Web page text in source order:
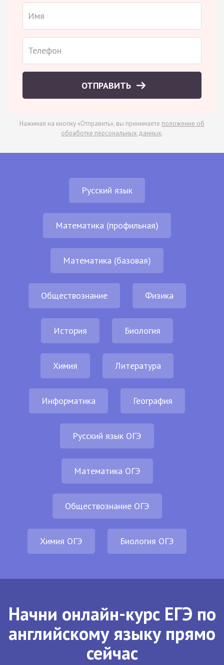
ОТПРАВИТЬ
Нажимая на кнопку «Отправить», вы принимаете положение об
обработке персональных данных.
Русский язык
Математика (профильная)
Математика (базовая)
Обществознание Физика
История Биология
Химия Литература
Информатика География
Русский язык ОГЭ
Математика ОГЭ
Обществознание ОГЭ
Химия ОГЭ Биология ОГЭ
Начни онлайн-курс ЕГЭ по
английскому языку прямо
сейчас